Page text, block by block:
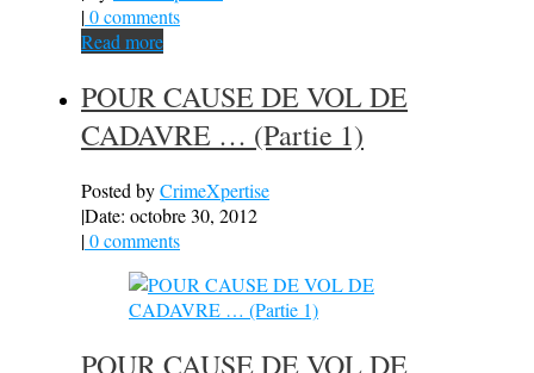
|0 comments
Read more
POUR CAUSE DE VOL DE
CADAVRE … (Partie 1)
Posted byCrimeXpertise
|Date: octobre 30, 2012
|0 comments
POUR CAUSE DE VOL DE